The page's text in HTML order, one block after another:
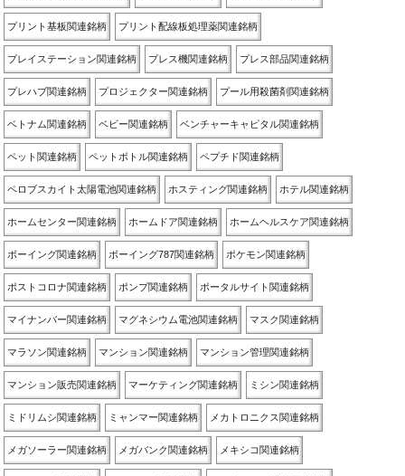
プリント基板関連銘柄 プリント配線板処理薬関連銘柄
プレイステーション関連銘柄 プレス機関連銘柄 プレス部品関連銘柄
プレハブ関連銘柄 プロジェクター関連銘柄 プール用殺菌剤関連銘柄
ベトナム関連銘柄 ベビー関連銘柄 ベンチャーキャピタル関連銘柄
ペット関連銘柄 ペットボトル関連銘柄 ペプチド関連銘柄
ペロブスカイト太陽電池関連銘柄 ホスティング関連銘柄 ホテル関連銘柄
ホームセンター関連銘柄 ホームドア関連銘柄 ホームヘルスケア関連銘柄
ボーイング関連銘柄 ボーイング787関連銘柄 ポケモン関連銘柄
ポストコロナ関連銘柄 ポンプ関連銘柄 ポータルサイト関連銘柄
マイナンバー関連銘柄 マグネシウム電池関連銘柄 マスク関連銘柄
マラソン関連銘柄 マンション関連銘柄 マンション管理関連銘柄
マンション販売関連銘柄 マーケティング関連銘柄 ミシン関連銘柄
ミドリムシ関連銘柄 ミャンマー関連銘柄 メカトロニクス関連銘柄
メガソーラー関連銘柄 メガバンク関連銘柄 メキシコ関連銘柄